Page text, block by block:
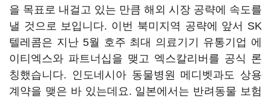
을 목표로 내걸고 있는 만큼 해외 시장 공략에 속도를
낼 것으로 보입니다. 이번 북미지역 공략에 앞서 SK
텔레콤은 지난 5월 호주 최대 의료기기 유통기업 에
이티엑스와 파트너십을 맺고 엑스칼리버를 공식 론
칭했습니다. 인도네시아 동물병원 메디벳과도 상용
계약을 맺은 바 있는데요. 일본에서는 반려동물 보험